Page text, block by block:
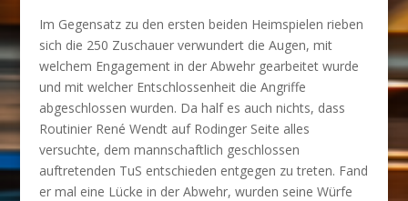
Im Gegensatz zu den ersten beiden Heimspielen rieben
sich die 250 Zuschauer verwundert die Augen, mit
welchem Engagement in der Abwehr gearbeitet wurde
und mit welcher Entschlossenheit die Angriffe
abgeschlossen wurden. Da half es auch nichts, dass
Routinier René Wendt auf Rodinger Seite alles
versuchte, dem mannschaftlich geschlossen
auftretenden TuS entschieden entgegen zu treten. Fand
er mal eine Lücke in der Abwehr, wurden seine Würfe